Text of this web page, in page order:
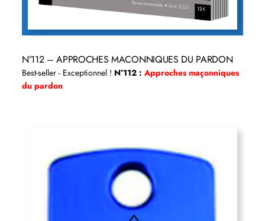
N°112 – APPROCHES MACONNIQUES DU PARDON
Best-seller - Exceptionnel ! N°112 : Approches maçonniques
du pardon